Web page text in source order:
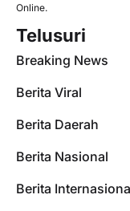
Online.
Telusuri
Breaking News
Berita Viral
Berita Daerah
Berita Nasional
Berita